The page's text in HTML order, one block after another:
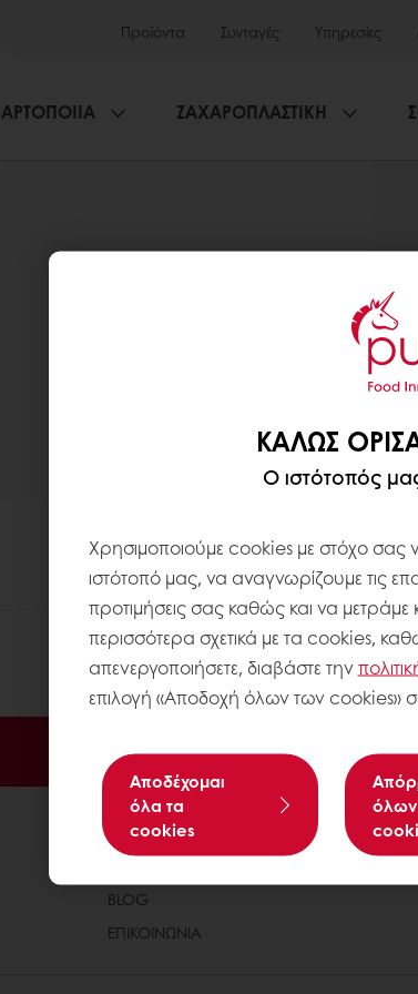
Προϊόντα Συνταγές Υπηρεσίες
ΑΡΤΟΠΟΙΙΑ ΖΑΧΑΡΟΠΛΑΣΤΙΚΗ
ΚΑΛΏΣ
Ο ιστότοπός
Χρησιμοποιούμε cookies με στόχο σας
ιστότοπό μας, να αναγνωρίζουμε τις
προτιμήσεις σας καθώς και να μετράμε
περισσότερα σχετικά με τα cookies,
απενεργοποιήσετε, διαβάστε την
επιλογή «Αποδοχή όλων των cookies»
Αποδέχομαι
όλα τα
cookies
Ηλεκτρονική
ΣΧΕΤΙΚΑ ΜΕ ΤΗΝ PURATOS
BLOG
ΕΠΙΚΟΙΝΩΝΙΑ